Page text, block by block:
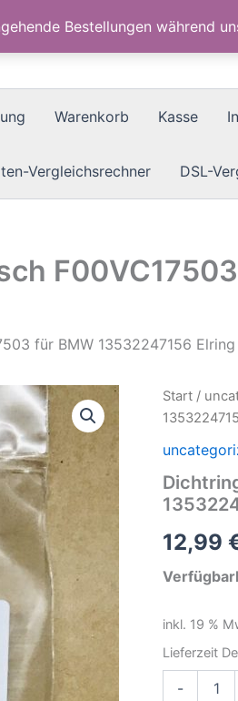
Bestellungen während
Warenkorb Kasse
Vergleichsrechner DSL-
für BMW 13532247156
Start /
12,99
inkl. 19 %
Lieferzeit
-